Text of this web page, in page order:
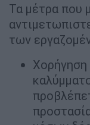
Τα μέτρα που
των
Χορήγηση